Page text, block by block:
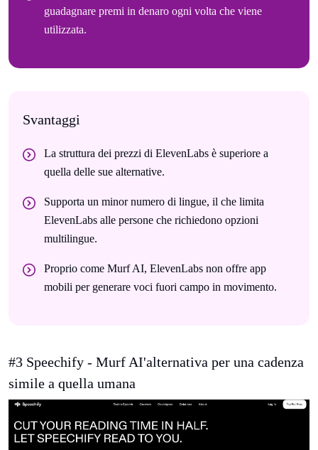
guadagnare premi in denaro ogni volta che viene
utilizzata.
Svantaggi
La struttura dei prezzi di ElevenLabs è superiore a
quella delle sue alternative.
Supporta un minor numero di lingue, il che limita
ElevenLabs alle persone che richiedono opzioni
multilingue.
Proprio come Murf AI, ElevenLabs non offre app
mobili per generare voci fuori campo in movimento.
#3 Speechify - Murf AI'alternativa per una cadenza
simile a quella umana